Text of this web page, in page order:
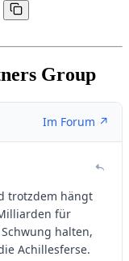
Group